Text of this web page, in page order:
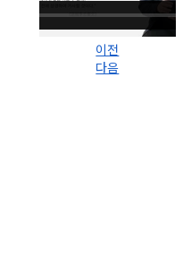
이전
다음